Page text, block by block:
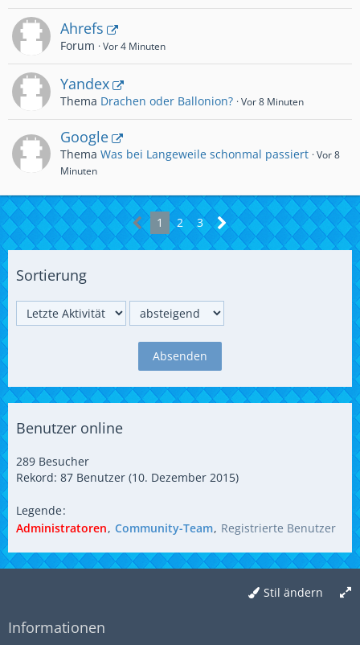
Ahrefs
Forum Vor 4 Minuten
Yandex
Thema Drachen oder Ballonion? Vor 8 Minuten
Google
Thema Was bei Langeweile schonmal passiert Vor 8
Minuten
1 2 3
Sortierung
Benutzer online
289 Besucher
Rekord: 87 Benutzer (10. Dezember 2015)
Legende
Administratoren
Community-Team Registrierte Benutzer
Stil ändern
Informationen